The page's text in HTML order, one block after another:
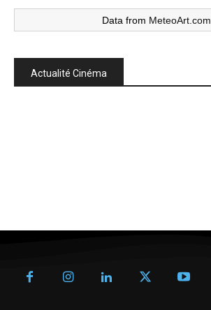
Data from MeteoArt.com
Actualité Cinéma